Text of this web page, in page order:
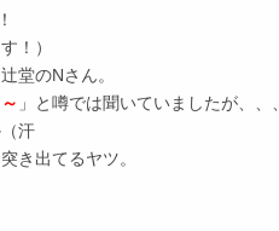
！）
堂のNさん。
」と噂では聞いていましたが、、、
汗
き出てるヤツ。